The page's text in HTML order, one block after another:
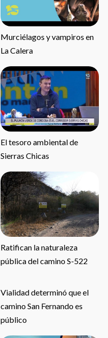
Murciélagos y vampiros en
La Calera
El tesoro ambiental de
Sierras Chicas
Ratifican la naturaleza
pública del camino S-522
Vialidad determinó que el
camino San Fernando es
público